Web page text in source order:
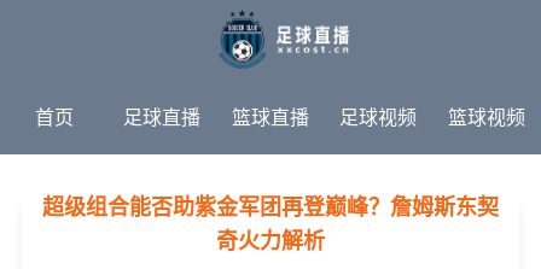
首页 足球直播 篮球直播 足球视频 篮球视频
足球新闻 篮球新闻
超级组合能否助紫金军团再登巅峰？詹姆斯东契
奇火力解析